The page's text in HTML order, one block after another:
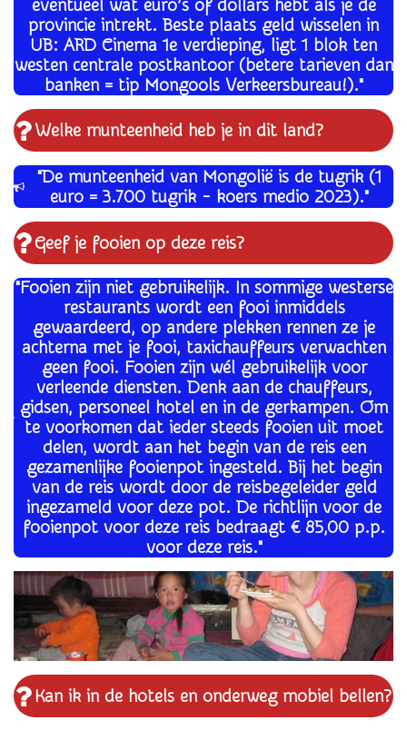
eventueel wat euro’s of dollars hebt als je de
provincie intrekt. Beste plaats geld wisselen in
UB: ARD Cinema 1e verdieping, ligt 1 blok ten
westen centrale postkantoor (betere tarieven dan
banken = tip Mongools Verkeersbureau!)."
Welke munteenheid heb je in dit land?
"De munteenheid van Mongolië is de tugrik (1
euro = 3.700 tugrik - koers medio 2023)."
Geef je fooien op deze reis?
"Fooien zijn niet gebruikelijk. In sommige westerse
restaurants wordt een fooi inmiddels
gewaardeerd, op andere plekken rennen ze je
achterna met je fooi, taxichauffeurs verwachten
geen fooi. Fooien zijn wél gebruikelijk voor
verleende diensten. Denk aan de chauffeurs,
gidsen, personeel hotel en in de gerkampen. Om
te voorkomen dat ieder steeds fooien uit moet
delen, wordt aan het begin van de reis een
gezamenlijke fooienpot ingesteld. Bij het begin
van de reis wordt door de reisbegeleider geld
ingezameld voor deze pot. De richtlijn voor de
fooienpot voor deze reis bedraagt € 85,00 p.p.
voor deze reis."
Kan ik in de hotels en onderweg mobiel bellen?